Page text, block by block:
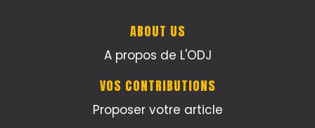
ABOUT US
A propos de L'ODJ
VOS CONTRIBUTIONS
Proposer votre article